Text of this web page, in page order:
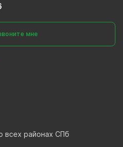
мне
всех районах СПб